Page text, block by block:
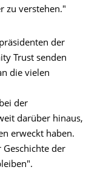
zu verstehen."
der
Trust senden
die vielen
der
darüber hinaus,
erweckt haben.
der